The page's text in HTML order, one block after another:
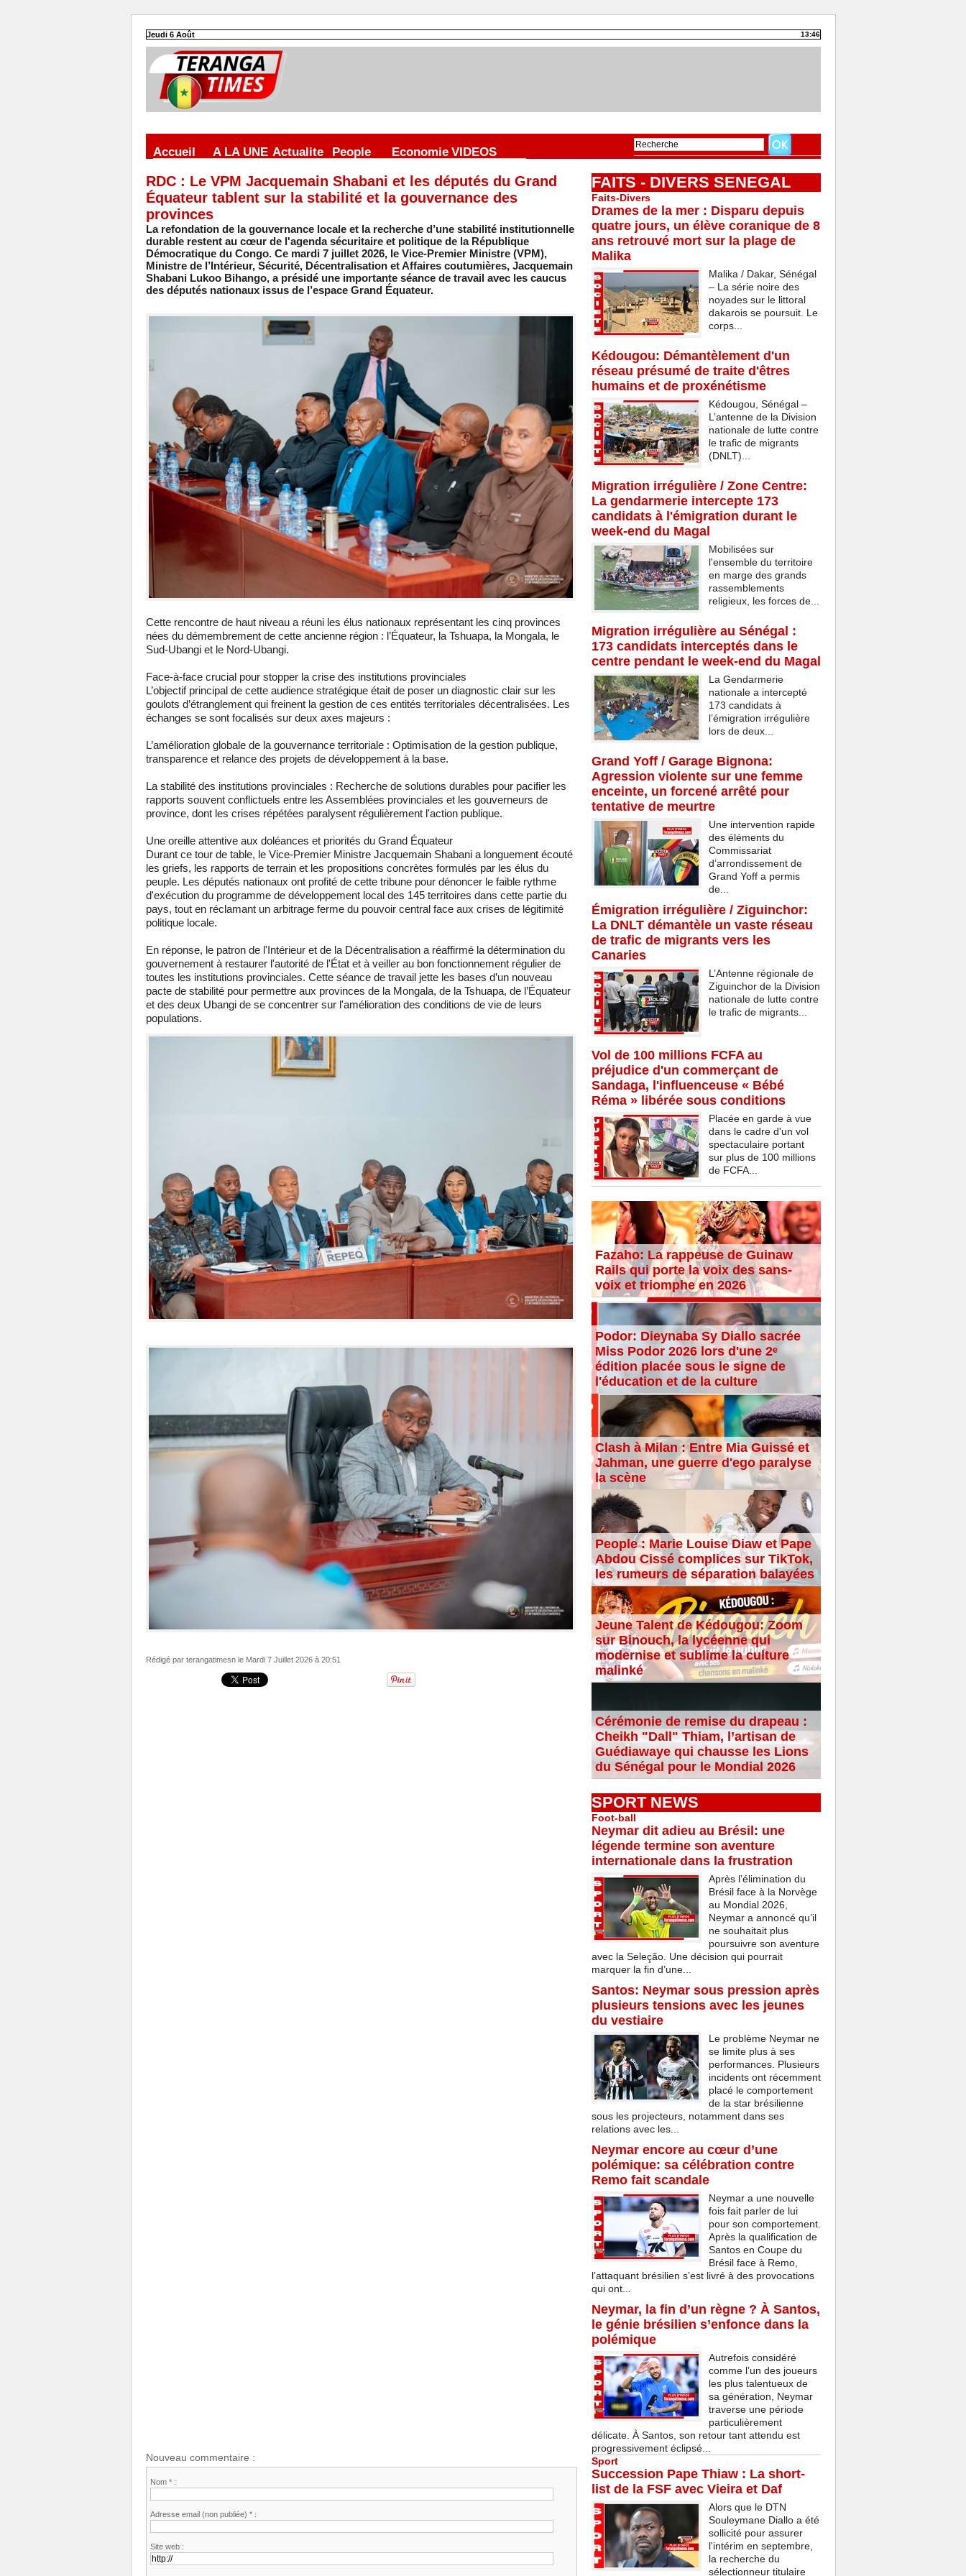
Jeudi 6 Août 13:46
Accueil A LA UNE Actualite People Economie VIDEOS
RDC : Le VPM Jacquemain Shabani et les députés du Grand
Équateur tablent sur la stabilité et la gouvernance des
provinces
La refondation de la gouvernance locale et la recherche d’une stabilité institutionnelle
durable restent au cœur de l'agenda sécuritaire et politique de la République
Démocratique du Congo. Ce mardi 7 juillet 2026, le Vice-Premier Ministre (VPM),
Ministre de l’Intérieur, Sécurité, Décentralisation et Affaires coutumières, Jacquemain
Shabani Lukoo Bihango, a présidé une importante séance de travail avec les caucus
des députés nationaux issus de l’espace Grand Équateur.
Cette rencontre de haut niveau a réuni les élus nationaux représentant les cinq provinces
nées du démembrement de cette ancienne région : l’Équateur, la Tshuapa, la Mongala, le
Sud-Ubangi et le Nord-Ubangi.
Face-à-face crucial pour stopper la crise des institutions provinciales
L’objectif principal de cette audience stratégique était de poser un diagnostic clair sur les
goulots d’étranglement qui freinent la gestion de ces entités territoriales décentralisées. Les
échanges se sont focalisés sur deux axes majeurs :
L’amélioration globale de la gouvernance territoriale : Optimisation de la gestion publique,
transparence et relance des projets de développement à la base.
La stabilité des institutions provinciales : Recherche de solutions durables pour pacifier les
rapports souvent conflictuels entre les Assemblées provinciales et les gouverneurs de
province, dont les crises répétées paralysent régulièrement l'action publique.
Une oreille attentive aux doléances et priorités du Grand Équateur
Durant ce tour de table, le Vice-Premier Ministre Jacquemain Shabani a longuement écouté
les griefs, les rapports de terrain et les propositions concrètes formulés par les élus du
peuple. Les députés nationaux ont profité de cette tribune pour dénoncer le faible rythme
d'exécution du programme de développement local des 145 territoires dans cette partie du
pays, tout en réclamant un arbitrage ferme du pouvoir central face aux crises de légitimité
politique locale.
En réponse, le patron de l'Intérieur et de la Décentralisation a réaffirmé la détermination du
gouvernement à restaurer l'autorité de l'État et à veiller au bon fonctionnement régulier de
toutes les institutions provinciales. Cette séance de travail jette les bases d’un nouveau
pacte de stabilité pour permettre aux provinces de la Mongala, de la Tshuapa, de l’Équateur
et des deux Ubangi de se concentrer sur l'amélioration des conditions de vie de leurs
populations.
Rédigé par terangatimesnle Mardi 7 Juillet 2026 à 20:51
Nouveau commentaire :
Nom * :
Adresse email (non publiée) * :
Site web :
FAITS - DIVERS SENEGAL
Faits-Divers
Drames de la mer : Disparu depuis
quatre jours, un élève coranique de 8
ans retrouvé mort sur la plage de
Malika
Malika / Dakar, Sénégal
– La série noire des
noyades sur le littoral
dakarois se poursuit. Le
corps...
Kédougou: Démantèlement d'un
réseau présumé de traite d'êtres
humains et de proxénétisme
Kédougou, Sénégal –
L’antenne de la Division
nationale de lutte contre
le trafic de migrants
(DNLT)...
Migration irrégulière / Zone Centre:
La gendarmerie intercepte 173
candidats à l'émigration durant le
week-end du Magal
Mobilisées sur
l'ensemble du territoire
en marge des grands
rassemblements
religieux, les forces de...
Migration irrégulière au Sénégal :
173 candidats interceptés dans le
centre pendant le week-end du Magal
La Gendarmerie
nationale a intercepté
173 candidats à
l’émigration irrégulière
lors de deux...
Grand Yoff / Garage Bignona:
Agression violente sur une femme
enceinte, un forcené arrêté pour
tentative de meurtre
Une intervention rapide
des éléments du
Commissariat
d’arrondissement de
Grand Yoff a permis
de...
Émigration irrégulière / Ziguinchor:
La DNLT démantèle un vaste réseau
de trafic de migrants vers les
Canaries
L’Antenne régionale de
Ziguinchor de la Division
nationale de lutte contre
le trafic de migrants...
Vol de 100 millions FCFA au
préjudice d'un commerçant de
Sandaga, l'influenceuse « Bébé
Réma » libérée sous conditions
Placée en garde à vue
dans le cadre d'un vol
spectaculaire portant
sur plus de 100 millions
de FCFA...
Fazaho: La rappeuse de Guinaw
Rails qui porte la voix des sans-
voix et triomphe en 2026
Podor: Dieynaba Sy Diallo sacrée
Miss Podor 2026 lors d'une 2ᵉ
édition placée sous le signe de
l'éducation et de la culture
Clash à Milan : Entre Mia Guissé et
Jahman, une guerre d'ego paralyse
la scène
People : Marie Louise Diaw et Pape
Abdou Cissé complices sur TikTok,
les rumeurs de séparation balayées
Jeune Talent de Kédougou: Zoom
sur Binouch, la lycéenne qui
modernise et sublime la culture
malinké
Cérémonie de remise du drapeau :
Cheikh "Dall" Thiam, l’artisan de
Guédiawaye qui chausse les Lions
du Sénégal pour le Mondial 2026
SPORT NEWS
Foot-ball
Neymar dit adieu au Brésil: une
légende termine son aventure
internationale dans la frustration
Après l’élimination du
Brésil face à la Norvège
au Mondial 2026,
Neymar a annoncé qu’il
ne souhaitait plus
poursuivre son aventure
avec la Seleção. Une décision qui pourrait
marquer la fin d’une...
Santos: Neymar sous pression après
plusieurs tensions avec les jeunes
du vestiaire
Le problème Neymar ne
se limite plus à ses
performances. Plusieurs
incidents ont récemment
placé le comportement
de la star brésilienne
sous les projecteurs, notamment dans ses
relations avec les...
Neymar encore au cœur d’une
polémique: sa célébration contre
Remo fait scandale
Neymar a une nouvelle
fois fait parler de lui
pour son comportement.
Après la qualification de
Santos en Coupe du
Brésil face à Remo,
l’attaquant brésilien s’est livré à des provocations
qui ont...
Neymar, la fin d’un règne ? À Santos,
le génie brésilien s’enfonce dans la
polémique
Autrefois considéré
comme l’un des joueurs
les plus talentueux de
sa génération, Neymar
traverse une période
particulièrement
délicate. À Santos, son retour tant attendu est
progressivement éclipsé...
Sport
Succession Pape Thiaw : La short-
list de la FSF avec Vieira et Daf
Alors que le DTN
Souleymane Diallo a été
sollicité pour assurer
l'intérim en septembre,
la recherche du
sélectionneur titulaire